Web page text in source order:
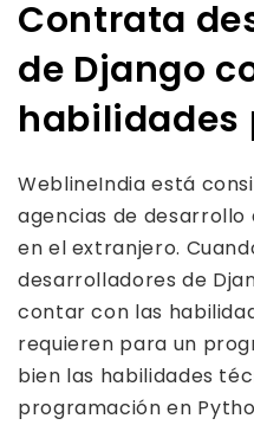
Contrata
de Django
habilidades
WeblineIndia está
agencias de desarrollo
en el extranjero.
desarrolladores de
contar con las
requieren para un
bien las habilidades
programación en